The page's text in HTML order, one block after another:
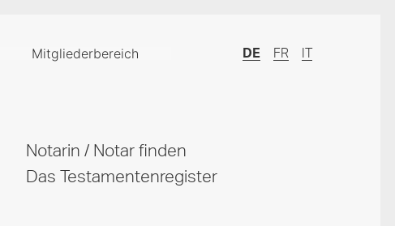
Mitgliederbereich DE FR
Notarin / Notar finden
Das Testamentenregister